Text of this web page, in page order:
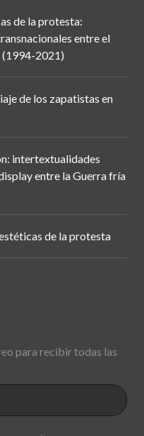
de la protesta:
entre el
(1994-2021)
de los zapatistas en
intertextualidades
entre la Guerra fría
de la protesta
para recibir todas las